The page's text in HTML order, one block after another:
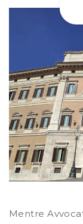
Mentre